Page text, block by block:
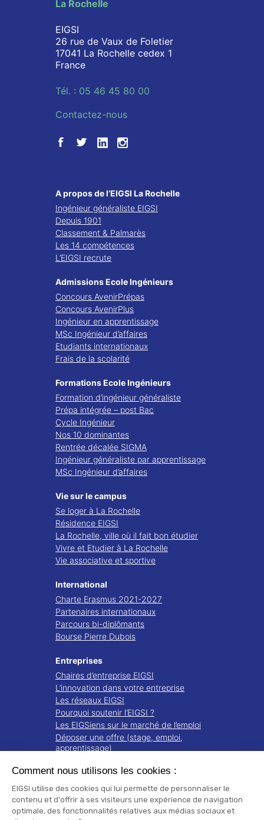
La Rochelle
EIGSI
26 rue de Vaux de Foletier
17041 La Rochelle cedex 1
France
Tél. : 05 46 45 80 00
Contactez-nous
A propos de l’EIGSI La Rochelle
Ingénieur généraliste EIGSI
Depuis 1901
Classement & Palmarès
Les 14 compétences
L’EIGSI recrute
Admissions Ecole Ingénieurs
Concours AvenirPrépas
Concours AvenirPlus
Ingénieur en apprentissage
MSc Ingénieur d’affaires
Etudiants internationaux
Frais de la scolarité
Formations Ecole Ingénieurs
Formation d’ingénieur généraliste
Prépa intégrée – post Bac
Cycle Ingénieur
Nos 10 dominantes
Rentrée décalée SIGMA
Ingénieur généraliste par apprentissage
MSc Ingénieur d’affaires
Vie sur le campus
Se loger à La Rochelle
Résidence EIGSI
La Rochelle, ville où il fait bon étudier
Vivre et Etudier à La Rochelle
Vie associative et sportive
International
Charte Erasmus 2021-2027
Partenaires internationaux
Parcours bi-diplômants
Bourse Pierre Dubois
Entreprises
Chaires d’entreprise EIGSI
L’innovation dans votre entreprise
Les réseaux EIGSI
Pourquoi soutenir l’EIGSI ?
Les EIGSiens sur le marché de l’emploi
Déposer une offre (stage, emploi,
apprentissage)
Recherche
Projets de recherche
Notre écosystème
Publications
Comment nous utilisons les cookies :
EIGSI utilise des cookies qui lui permette de personnaliser le
contenu et d'offrir à ses visiteurs une expérience de navigation
optimale, des fonctionnalités relatives aux médias sociaux et